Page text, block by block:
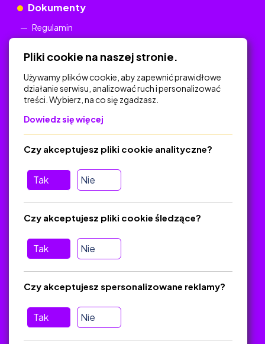
Dokumenty
Regulamin
Na skróty
Polityka Prywatności
Regulamin
O platformie
Baza materiałów dydaktycznych
Jak zostać autorem
FAQ
Pomoc
wiadomość nie trafiła do folderu SPAM)
Pliki cookie na naszej stronie.
Używamy plików cookie, aby zapewnić prawidłowe
działanie serwisu, analizować ruch i personalizować
treści. Wybierz, na co się zgadzasz.
Dowiedz się więcej
Tak Nie
Czy akceptujesz pliki cookie analityczne?
Tak Nie
Czy akceptujesz pliki cookie śledzące?
Tak Nie
Czy akceptujesz spersonalizowane reklamy?